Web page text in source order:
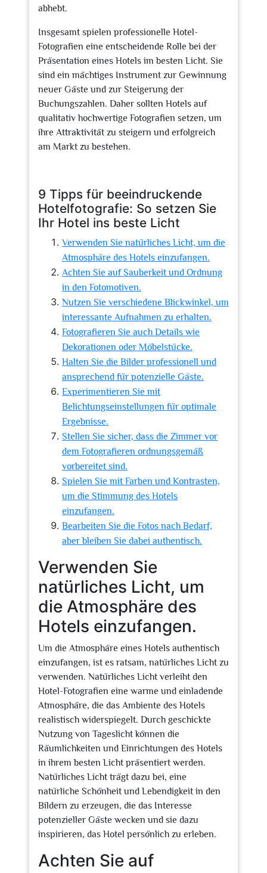
abhebt.
Insgesamt spielen professionelle Hotel-
Fotografien eine entscheidende Rolle bei der
Präsentation eines Hotels im besten Licht. Sie
sind ein mächtiges Instrument zur Gewinnung
neuer Gäste und zur Steigerung der
Buchungszahlen. Daher sollten Hotels auf
qualitativ hochwertige Fotografien setzen, um
ihre Attraktivität zu steigern und erfolgreich
am Markt zu bestehen.
9 Tipps für beeindruckende
Hotelfotografie: So setzen Sie
Ihr Hotel ins beste Licht
Verwenden Sie natürliches Licht, um die
Atmosphäre des Hotels einzufangen.
Achten Sie auf Sauberkeit und Ordnung
in den Fotomotiven.
Nutzen Sie verschiedene Blickwinkel, um
interessante Aufnahmen zu erhalten.
Fotografieren Sie auch Details wie
Dekorationen oder Möbelstücke.
Halten Sie die Bilder professionell und
ansprechend für potenzielle Gäste.
Experimentieren Sie mit
Belichtungseinstellungen für optimale
Ergebnisse.
Stellen Sie sicher, dass die Zimmer vor
dem Fotografieren ordnungsgemäß
vorbereitet sind.
Spielen Sie mit Farben und Kontrasten,
um die Stimmung des Hotels
einzufangen.
Bearbeiten Sie die Fotos nach Bedarf,
aber bleiben Sie dabei authentisch.
Verwenden Sie
natürliches Licht, um
die Atmosphäre des
Hotels einzufangen.
Um die Atmosphäre eines Hotels authentisch
einzufangen, ist es ratsam, natürliches Licht zu
verwenden. Natürliches Licht verleiht den
Hotel-Fotografien eine warme und einladende
Atmosphäre, die das Ambiente des Hotels
realistisch widerspiegelt. Durch geschickte
Nutzung von Tageslicht können die
Räumlichkeiten und Einrichtungen des Hotels
in ihrem besten Licht präsentiert werden.
Natürliches Licht trägt dazu bei, eine
natürliche Schönheit und Lebendigkeit in den
Bildern zu erzeugen, die das Interesse
potenzieller Gäste wecken und sie dazu
inspirieren, das Hotel persönlich zu erleben.
Achten Sie auf